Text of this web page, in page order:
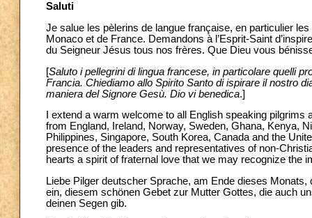
Saluti
Je salue les pèlerins de langue française, en particulier
Monaco et de France. Demandons à l’Esprit-Saint
du Seigneur Jésus tous nos frères. Que Dieu vous
[Saluto i pellegrini di lingua francese, in particolare quelli
Francia. Chiediamo allo Spirito Santo di ispirare il nostro
maniera del Signore Gesù. Dio vi benedica.]
I extend a warm welcome to all English speaking
from England, Ireland, Norway, Sweden, Ghana, Kenya,
Philippines, Singapore, South Korea, Canada and the
presence of the leaders and representatives of non-
hearts a spirit of fraternal love that we may recognize the
Liebe Pilger deutscher Sprache, am Ende dieses
ein, diesem schönen Gebet zur Mutter Gottes, die auch
deinen Segen gib.